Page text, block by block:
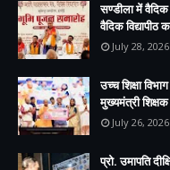
सण्डीला में वैदिक
वैदिक विद्यापीठ
July 28, 2026
उच्च शिक्षा
मुख्यमंत्री
July 26, 2026
प्रो. उमापति